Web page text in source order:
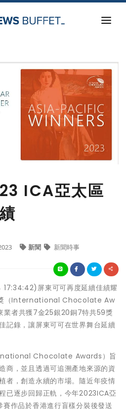
ICA亞太區
新聞 新聞時事
屏東可可再度延續佳績耀
獎（International Chocolate Aw
者共獲7金25銀20銅7特共59獎
記錄，讓屏東可可在世界舞台延續
Chocolate Awards）旨
商，並且透過可追溯產地來源的資
者，創造永續的市場。隨近年疫情
已逐步回歸正軌，今年2023ICA亞
作品於香港進行盲樣分裝後發送